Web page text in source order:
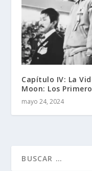
Capítulo IV: La
Moon: Los
mayo 24, 2024